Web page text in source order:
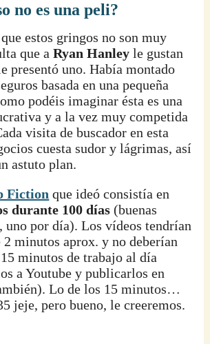
no es una peli?
estos gringos no son muy
que aRyan Hanley le gustan
presentó uno. Había montado
basada en una pequeña
podéis imaginar ésta es una
y a la vez muy competida
visita de buscador en esta
cuesta sudor y lágrimas, así
astuto plan.
Fiction que ideó consistía en
durante 100 días (buenas
uno por día). Los vídeos tendrían
2 minutos aprox. y no deberían
minutos de trabajo al día
a Youtube y publicarlos en
Lo de los 15 minutos…
jeje, pero bueno, le creeremos.